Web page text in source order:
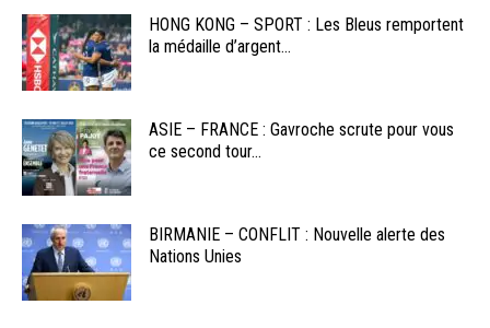
HONG KONG – SPORT : Les Bleus remportent
la médaille d’argent...
ASIE – FRANCE : Gavroche scrute pour vous
ce second tour...
BIRMANIE – CONFLIT : Nouvelle alerte des
Nations Unies